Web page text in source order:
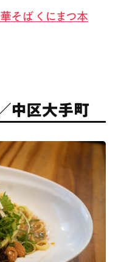
そば くにまつ本
中区大手町